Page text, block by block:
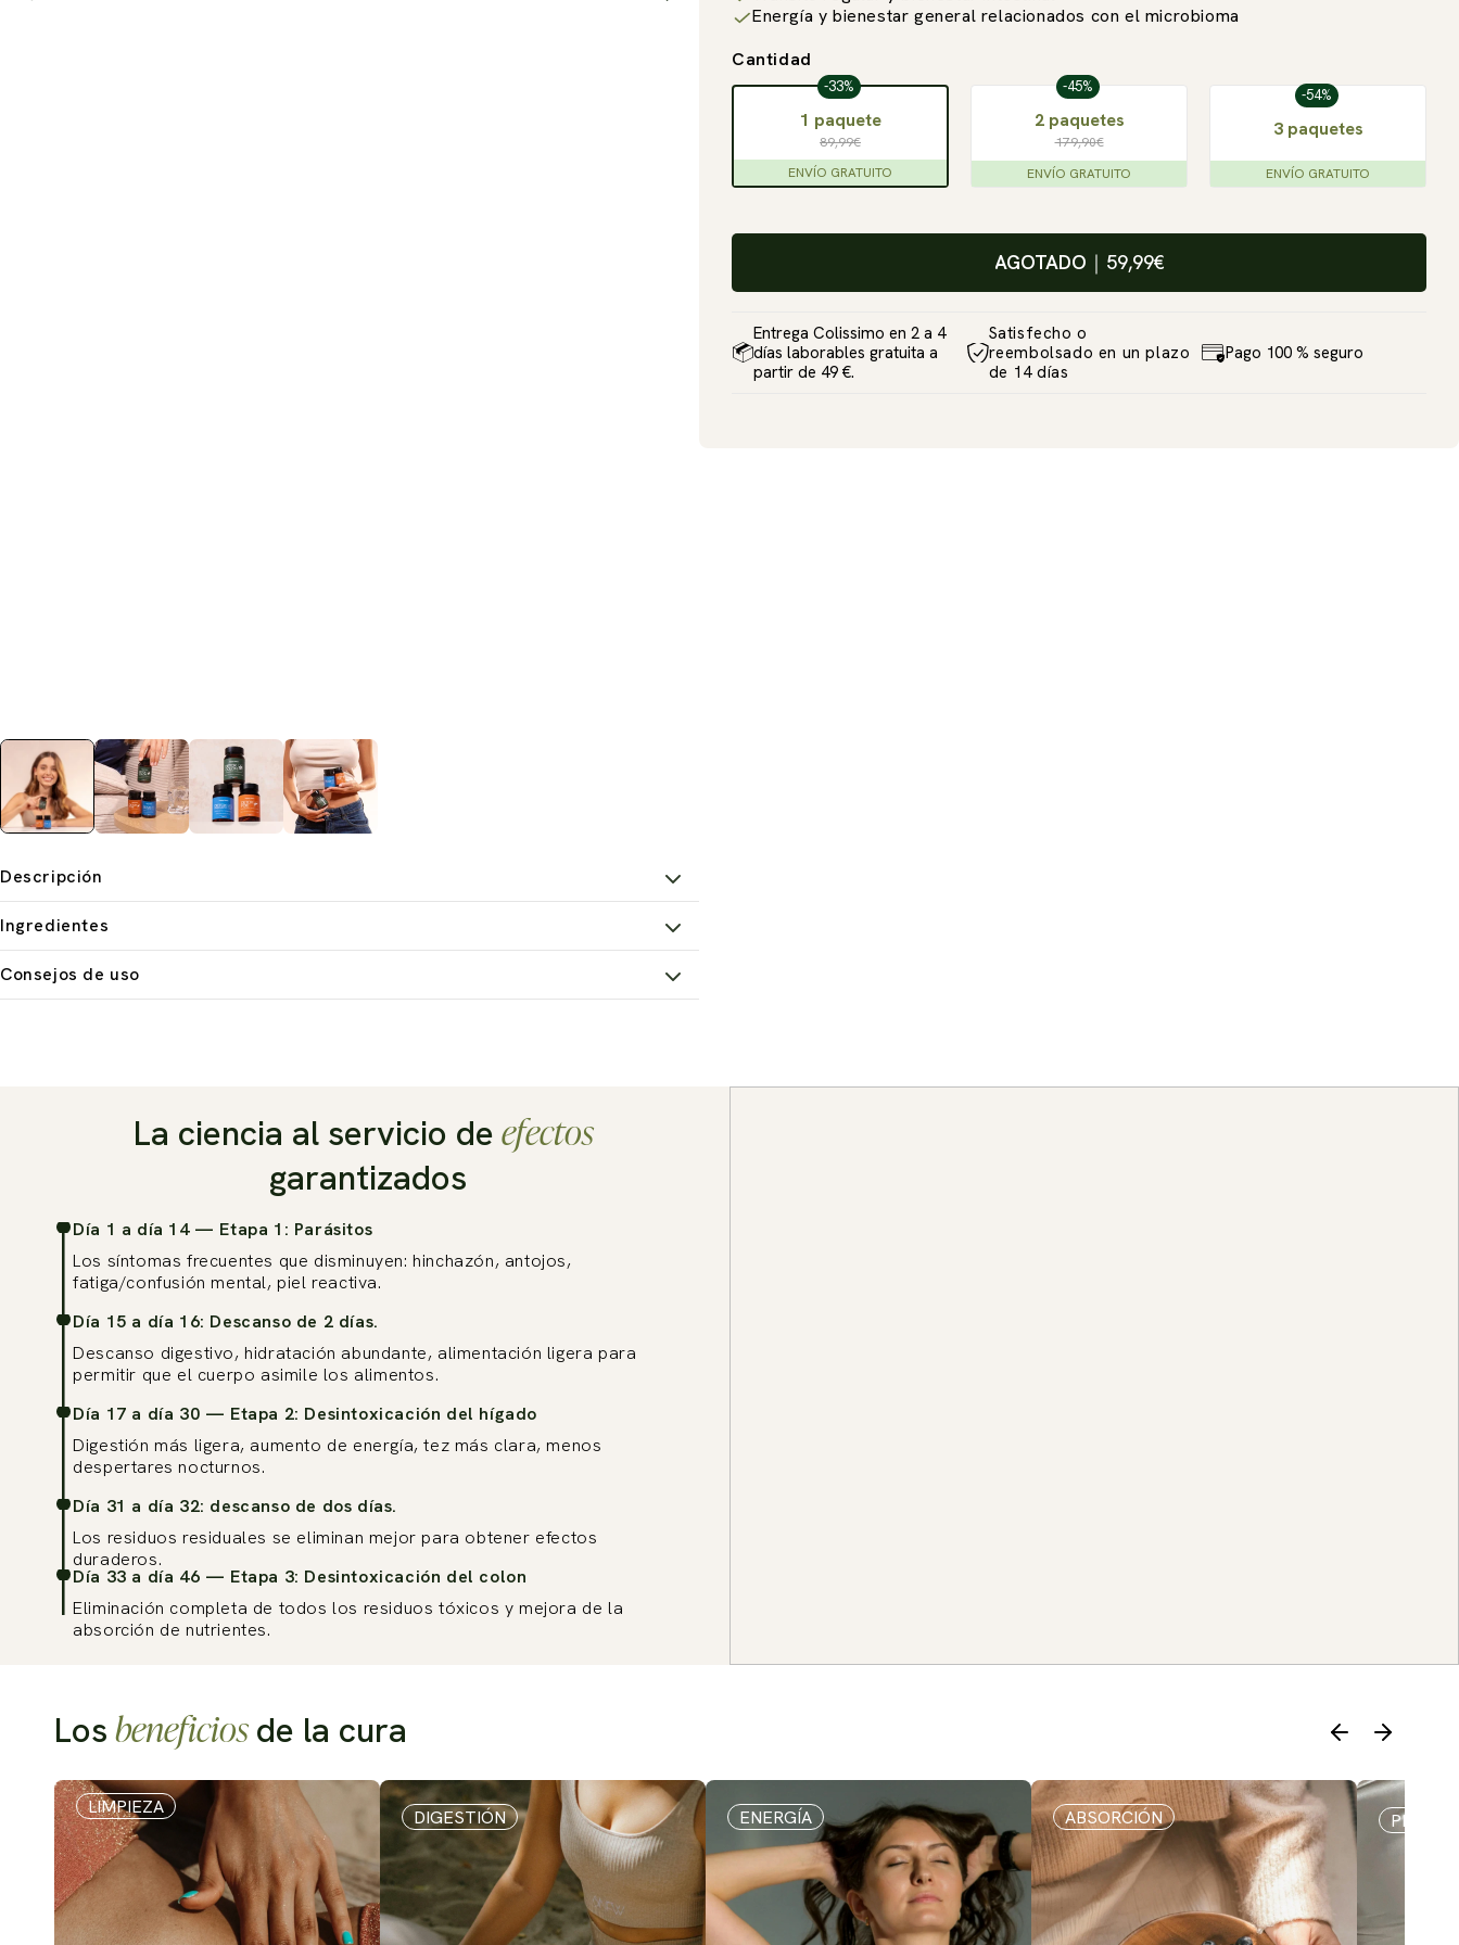
Descripción
Ingredientes
Consejos de uso
Energía y bienestar general relacionados con el microbioma
Cantidad
-33%
1 paquete
89,99€
ENVÍO GRATUITO
-45%
2 paquetes
179,90€
ENVÍO GRATUITO
-54%
3 paquetes
ENVÍO GRATUITO
AGOTADO ｜ 59,99€
Entrega Colissimo en 2 a 4
días laborables gratuita a
partir de 49 €.
Satisfecho o
reembolsado en un plazo
de 14 días
Pago 100 % seguro
La ciencia al servicio deefectos
garantizados
Día 1 a día 14 — Etapa 1: Parásitos
Los síntomas frecuentes que disminuyen: hinchazón, antojos,
fatiga/confusión mental, piel reactiva.
Día 15 a día 16: Descanso de 2 días.
Descanso digestivo, hidratación abundante, alimentación ligera para
permitir que el cuerpo asimile los alimentos.
Día 17 a día 30 — Etapa 2: Desintoxicación del hígado
Digestión más ligera, aumento de energía, tez más clara, menos
despertares nocturnos.
Día 31 a día 32: descanso de dos días.
Los residuos residuales se eliminan mejor para obtener efectos
duraderos.
Día 33 a día 46 — Etapa 3: Desintoxicación del colon
Eliminación completa de todos los residuos tóxicos y mejora de la
absorción de nutrientes.
Diapositiva 1 de 5
Losbeneficiosde la cura
LIMPIEZA DIGESTIÓN ENERGÍA ABSORCIÓN PESO